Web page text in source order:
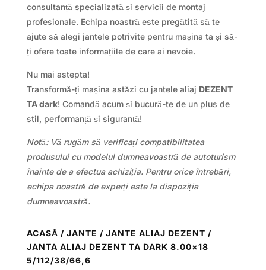
consultanță specializată și servicii de montaj
profesionale. Echipa noastră este pregătită să te
ajute să alegi jantele potrivite pentru mașina ta și să-
ți ofere toate informațiile de care ai nevoie.
Nu mai astepta!
Transformă-ți mașina astăzi cu jantele aliaj DEZENT
TA dark! Comandă acum și bucură-te de un plus de
stil, performanță și siguranță!
Notă: Vă rugăm să verificați compatibilitatea
produsului cu modelul dumneavoastră de autoturism
înainte de a efectua achiziția. Pentru orice întrebări,
echipa noastră de experți este la dispoziția
dumneavoastră.
ACASĂ / JANTE / JANTE ALIAJ DEZENT /
JANTA ALIAJ DEZENT TA DARK 8.00×18
5/112/38/66,6